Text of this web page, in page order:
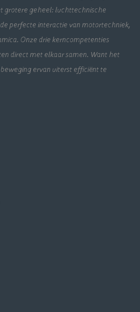
grotere geheel: luchttechnische
perfecte interactie van motortechniek,
Onze drie kerncompetenties
direct met elkaar samen. Want het
ervan uiterst efficiënt te